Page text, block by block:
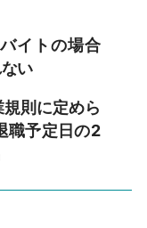
イトの場合
い
則に定めら
職予定日の2